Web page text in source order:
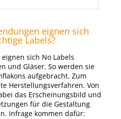
eignen sich
Labels?
sich No Labels
und Gläser. So werden sie
aufgebracht. Zum
Herstellungsverfahren. Von
das Erscheinungsbild und
für die Gestaltung
Infrage kommen dafür: